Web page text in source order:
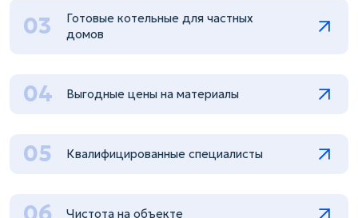
03
Готовые котельные для частных
домов
04 Выгодные цены на материалы
05 Квалифицированные специалисты
Чистота на объекте